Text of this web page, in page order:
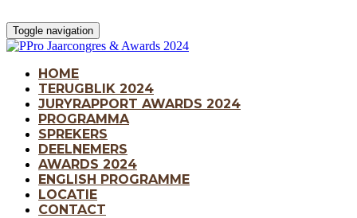
Toggle navigation
HOME
TERUGBLIK 2024
JURYRAPPORT AWARDS 2024
PROGRAMMA
SPREKERS
DEELNEMERS
AWARDS 2024
ENGLISH PROGRAMME
LOCATIE
CONTACT